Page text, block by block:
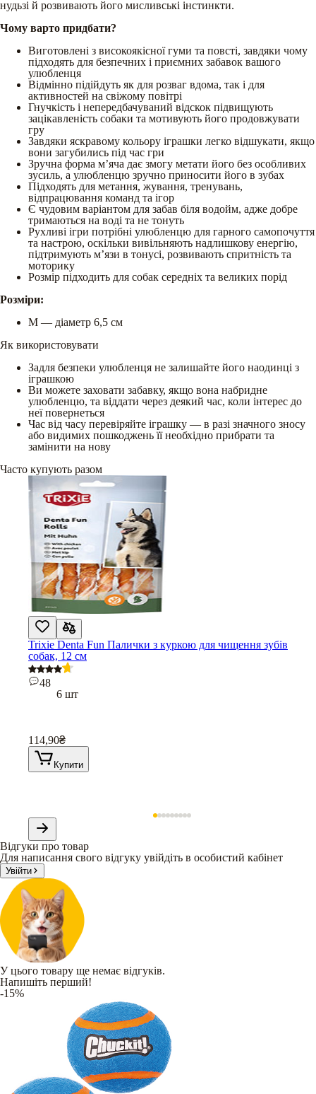
нудьзі й розвивають його мисливські інстинкти.
Чому варто придбати?
Виготовлені з високоякісної гуми та повсті, завдяки чому
підходять для безпечних і приємних забавок вашого
улюбленця
Відмінно підійдуть як для розваг вдома, так і для
активностей на свіжому повітрі
Гнучкість і непередбачуваний відскок підвищують
зацікавленість собаки та мотивують його продовжувати
гру
Завдяки яскравому кольору іграшки легко відшукати, якщо
вони загубились під час гри
Зручна форма м’яча дає змогу метати його без особливих
зусиль, а улюбленцю зручно приносити його в зубах
Підходять для метання, жування, тренувань,
відпрацювання команд та ігор
Є чудовим варіантом для забав біля водойм, адже добре
тримаються на воді та не тонуть
Рухливі ігри потрібні улюбленцю для гарного самопочуття
та настрою, оскільки вивільняють надлишкову енергію,
підтримують м’язи в тонусі, розвивають спритність та
моторику
Розмір підходить для собак середніх та великих порід
Розміри:
М — діаметр 6,5 см
Як використовувати
Задля безпеки улюбленця не залишайте його наодинці з
іграшкою
Ви можете заховати забавку, якщо вона набридне
улюбленцю, та віддати через деякий час, коли інтерес до
неї повернеться
Час від часу перевіряйте іграшку — в разі значного зносу
або видимих пошкоджень її необхідно прибрати та
замінити на нову
Часто купують разом
Trixie Denta Fun Палички з куркою для чищення зубів
собак, 12 см
48
6 шт
114,90₴
Купити
Відгуки про товар
Для написання свого відгуку увійдіть в особистий кабінет
Увійти
У цього товару ще немає відгуків.
Напишіть перший!
-15%